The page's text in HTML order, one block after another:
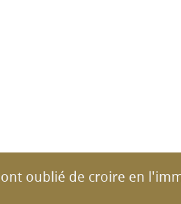
oublié de croire en